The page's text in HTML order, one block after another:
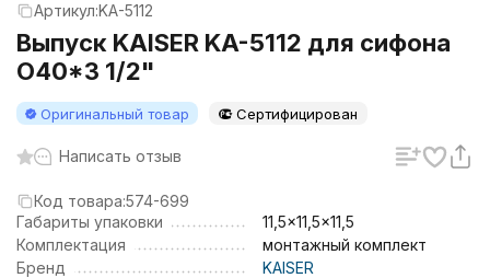
Артикул:KA-5112
Выпуск KAISER KA-5112 для сифона
O40*3 1/2"
Оригинальный товар Сертифицирован
Написать отзыв
Код товара:574-699
Габариты упаковки
11,5x11,5x11,5
Комплектация
монтажный комплект
Бренд
KAISER